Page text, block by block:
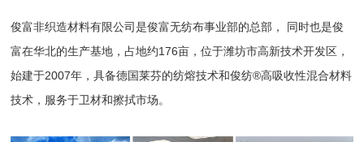
俊富非织造材料有限公司是俊富无纺布事业部的总部，
同时也是俊
富在华北的生产基地，占地约176亩，位于潍坊市高新技术开发区，
始建于2007年，具备德国莱芬的纺熔技术和俊纺®高吸收性混合材料
技术，服务于卫材和擦拭市场。